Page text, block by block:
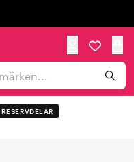
RESERVDELAR